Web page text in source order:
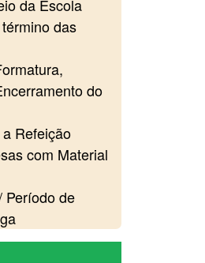
da Escola
das
do
Refeição
com Material
Período de